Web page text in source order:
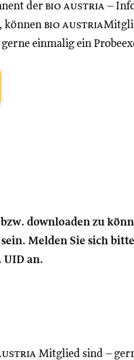
der bio austria –
können bio austria
einmalig ein
downloaden zu
Melden Sie sich
UID an.
Mitglied sind –